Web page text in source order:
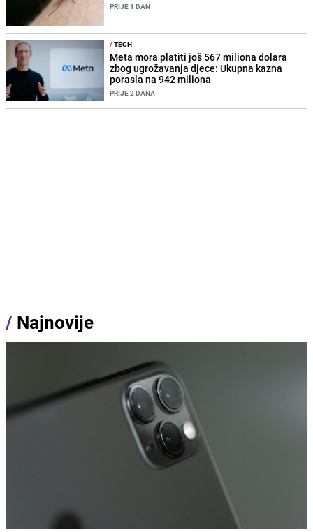
PRIJE 1 DAN
/TECH
Meta mora platiti još 567 miliona dolara
zbog ugrožavanja djece: Ukupna kazna
porasla na 942 miliona
PRIJE 2 DANA
/ Najnovije